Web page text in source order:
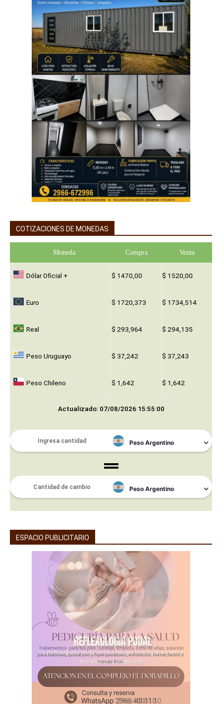
COTIZACIONES DE MONEDAS
Moneda Compra Venta
Dólar Oficial + $ 1470,00 $ 1520,00
Euro $ 1720,373 $ 1734,514
Real $ 293,964 $ 294,135
Peso Uruguayo $ 37,242 $ 37,243
Peso Chileno $ 1,642 $ 1,642
Actualizado: 07/08/2026 15:55:00
ESPACIO PUBLICITARIO